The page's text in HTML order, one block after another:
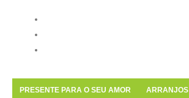
PRESENTE PARA O SEU AMOR ARRANJOS